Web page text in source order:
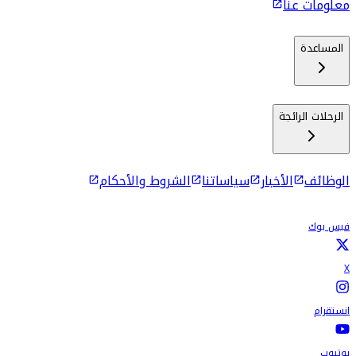
معلومات عنا
المساعدة
الرحلات الرائجة
الوظائف الأخبار سياساتنا الشروط والأحكام
فيس بوك
X
انستقرام